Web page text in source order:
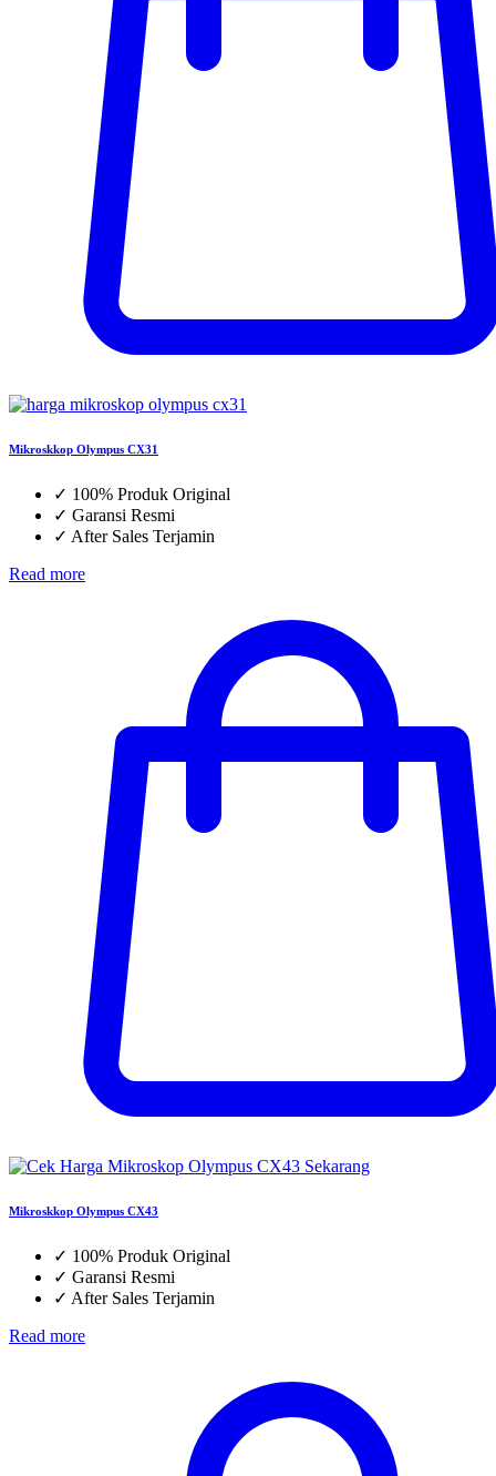
Mikroskkop Olympus CX31
✓ 100% Produk Original
✓ Garansi Resmi
✓ After Sales Terjamin
Read more
Mikroskkop Olympus CX43
✓ 100% Produk Original
✓ Garansi Resmi
✓ After Sales Terjamin
Read more